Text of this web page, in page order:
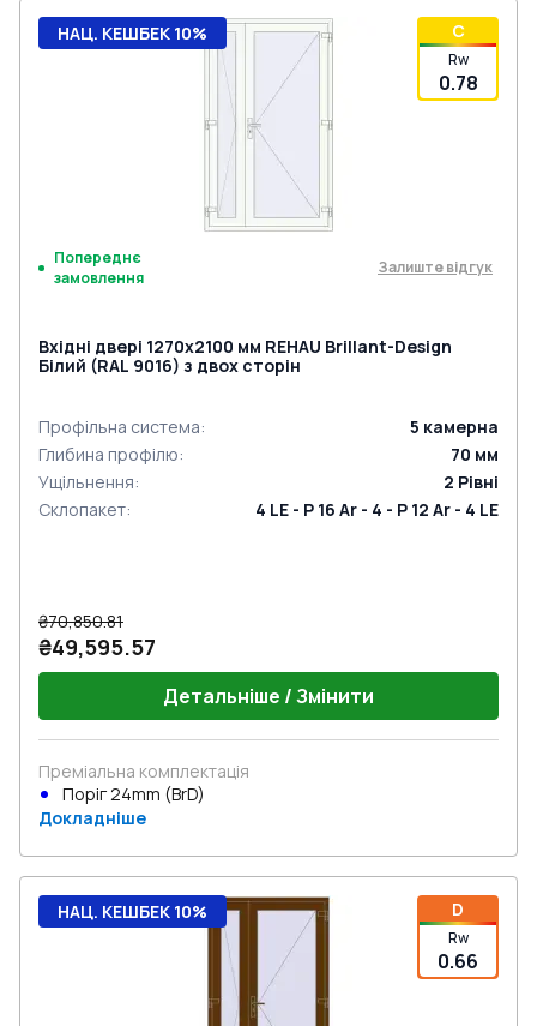
C
Rw
0.78
НАЦ. КЕШБЕК 10%
Попереднє
замовлення
Залиште відгук
Вхідні двері 1270x2100 мм REHAU Brillant-Design
Білий (RAL 9016) з двох сторін
Профільна система: 5 камерна
Глибина профілю: 70 мм
Ущільнення: 2 Рівні
Склопакет: 4 LE - P 16 Ar - 4 - P 12 Ar - 4 LE
₴70,850.81
₴49,595.57
Детальніше / Змінити
Преміальна комплектація
Поріг 24mm (BrD)
Докладніше
D
Rw
0.66
НАЦ. КЕШБЕК 10%